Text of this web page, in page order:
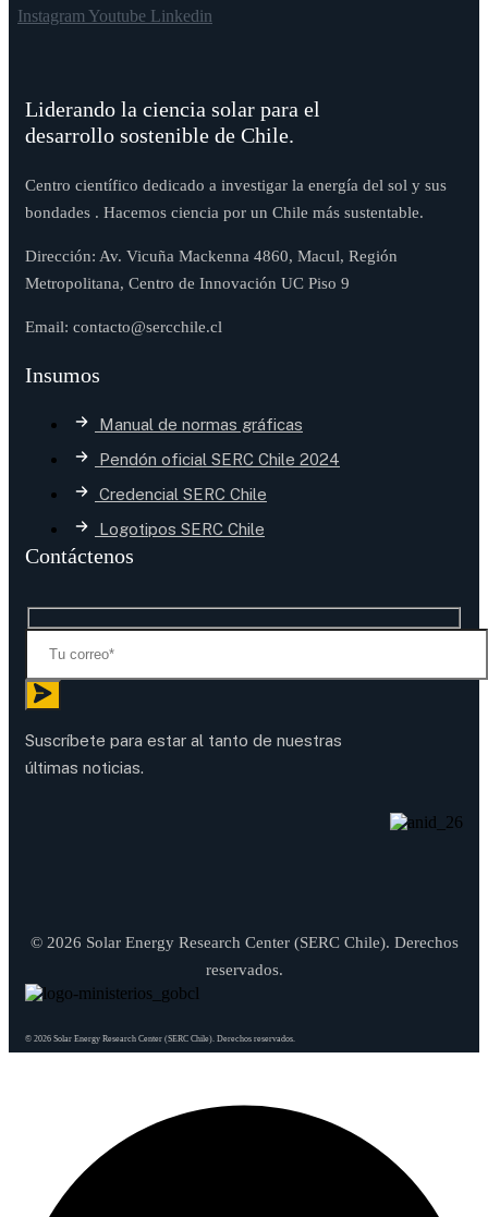
Instagram Youtube Linkedin
Liderando la ciencia solar para el
desarrollo sostenible de Chile.
Centro científico dedicado a investigar la energía del sol y sus
bondades . Hacemos ciencia por un Chile más sustentable.
Dirección: Av. Vicuña Mackenna 4860, Macul, Región
Metropolitana, Centro de Innovación UC Piso 9
Email: contacto@sercchile.cl
Insumos
Manual de normas gráficas
Pendón oficial SERC Chile 2024
Credencial SERC Chile
Logotipos SERC Chile
Contáctenos
Suscríbete para estar al tanto de nuestras
últimas noticias.
© 2026 Solar Energy Research Center (SERC Chile). Derechos
reservados.
© 2026 Solar Energy Research Center (SERC Chile). Derechos reservados.